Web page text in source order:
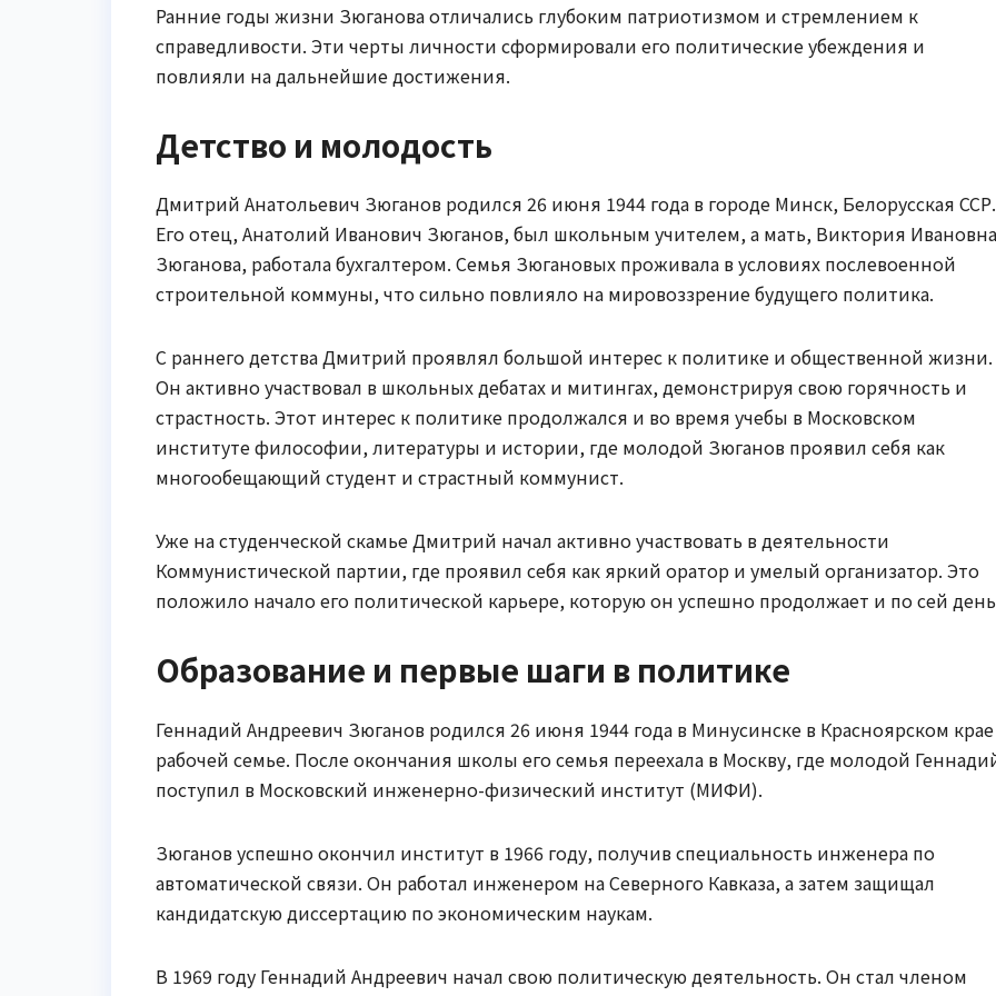
Ранние годы жизни Зюганова отличались глубоким патриотизмом и стремлением к
справедливости. Эти черты личности сформировали его политические убеждения и
повлияли на дальнейшие достижения.
Детство и молодость
Дмитрий Анатольевич Зюганов родился 26 июня 1944 года в городе Минск, Белорусская ССР.
Его отец, Анатолий Иванович Зюганов, был школьным учителем, а мать, Виктория Ивановна
Зюганова, работала бухгалтером. Семья Зюгановых проживала в условиях послевоенной
строительной коммуны, что сильно повлияло на мировоззрение будущего политика.
С раннего детства Дмитрий проявлял большой интерес к политике и общественной жизни.
Он активно участвовал в школьных дебатах и митингах, демонстрируя свою горячность и
страстность. Этот интерес к политике продолжался и во время учебы в Московском
институте философии, литературы и истории, где молодой Зюганов проявил себя как
многообещающий студент и страстный коммунист.
Уже на студенческой скамье Дмитрий начал активно участвовать в деятельности
Коммунистической партии, где проявил себя как яркий оратор и умелый организатор. Это
положило начало его политической карьере, которую он успешно продолжает и по сей
Образование и первые шаги в политике
Геннадий Андреевич Зюганов родился 26 июня 1944 года в Минусинске в Красноярском
рабочей семье. После окончания школы его семья переехала в Москву, где молодой
поступил в Московский инженерно-физический институт (МИФИ).
Зюганов успешно окончил институт в 1966 году, получив специальность инженера по
автоматической связи. Он работал инженером на Северного Кавказа, а затем защищал
кандидатскую диссертацию по экономическим наукам.
В 1969 году Геннадий Андреевич начал свою политическую деятельность. Он стал членом